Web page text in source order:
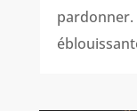
pardonner.